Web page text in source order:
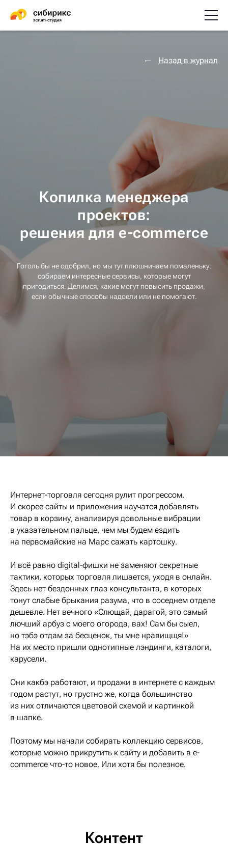
Назад в журнал
Копилка менеджера
проектов:
решения для e-commerce
Гоголь бы не одобрил, но мы тут плюшничаем помаленьку:
собираем интересные сервисы, которые могут
пригодиться. Делимся, какие могут повысить продажи,
если обычные способы надоели или не помогают.
Интернет-торговля сегодня рулит прогрессом.
И скорее сайты и приложения научатся добавлять
товар в корзину, анализируя довольные вибрации
в указательном пальце, чем мы будем ездить
на первомайские на Марс сажать картошку.
И всё равно digital-фишки не заменяют секретные
тактики, которых торговля лишается, уходя в онлайн.
Здесь нет бездонных глаз консультанта, в которых
тонут слабые брыкания разума, что в соседнем отделе
дешевле. Нет вечного «Слющай, дарагой, это самый
лючший арбуз с моего огорода, вах! Сам бы сыел,
но тэбэ отдам за бесценок, ты мне нравищщя!»
На их место пришли однотипные лэндинги, каталоги,
карусели.
Они какбэ работают, и продажи в интернете с каждым
годом растут, но грустно же, когда большинство
из них отличаются цветовой схемой и картинкой
в шапке.
Поэтому мы начали собирать коллекцию сервисов,
которые можно прикрутить к сайту и добавить в e-
commerce что-то новое. Или хотя бы полезное.
Контент